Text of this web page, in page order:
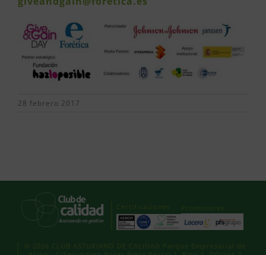
28 febrero 2017
Certificaciones Promotores
© 2026 CLUB ASTURIANO DE CALIDAD Parque Empresarial de